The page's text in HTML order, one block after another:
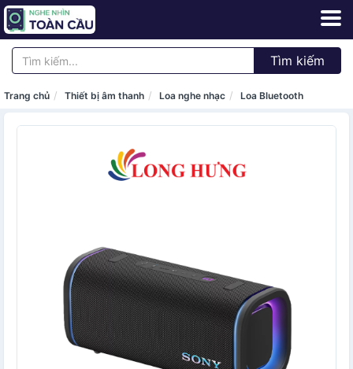
Tìm kiếm
Trang chủ Thiết bị âm thanh Loa nghe nhạc Loa Bluetooth